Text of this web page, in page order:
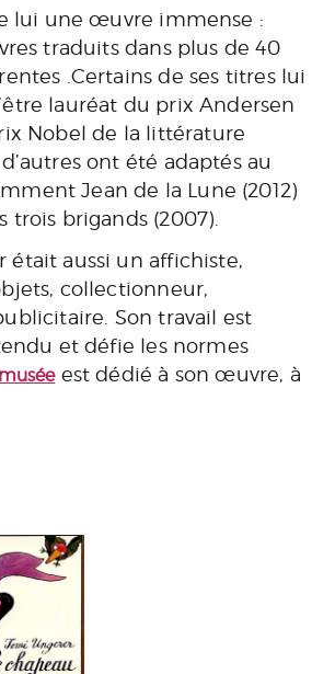
lui une œuvre immense :
traduits dans plus de 40
.Certains de ses titres lui
lauréat du prix Andersen
Nobel de la littérature
ont été adaptés au
Jean de la Lune (2012)
trois brigands (2007).
était aussi un affichiste,
collectionneur,
Son travail est
et défie les normes
muséeest dédié à son œuvre, à